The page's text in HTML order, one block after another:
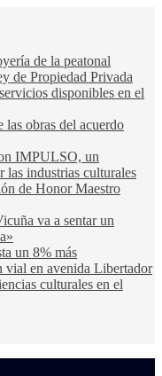
de la peatonal
de Propiedad Privada
disponibles en el
obras del acuerdo
IMPULSO, un
las industrias culturales
de Honor Maestro
va a sentar un
un 8% más
vial en avenida Libertador
culturales en el